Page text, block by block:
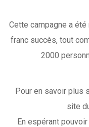
Cette campagne a
franc succès, tout
2000
Pour en savoir plus
site
En espérant